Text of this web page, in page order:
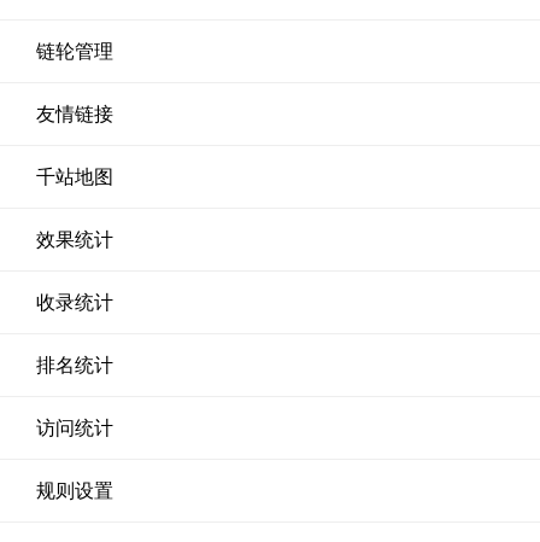
链轮管理
友情链接
千站地图
效果统计
收录统计
排名统计
访问统计
规则设置